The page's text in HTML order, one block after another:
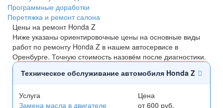
Программные доработки
Перетяжка и ремонт салона
Цены на ремонт Honda Z
Ниже указаны ориентировочные цены на основные виды
работ по ремонту Honda Z в нашем автосервисе в
Оренбурге. Точную стоимость назовём после диагностики.
Техническое обслуживание автомобиля Honda Z
Услуга
Цена
Замена масла в двигателе
от 600 руб.